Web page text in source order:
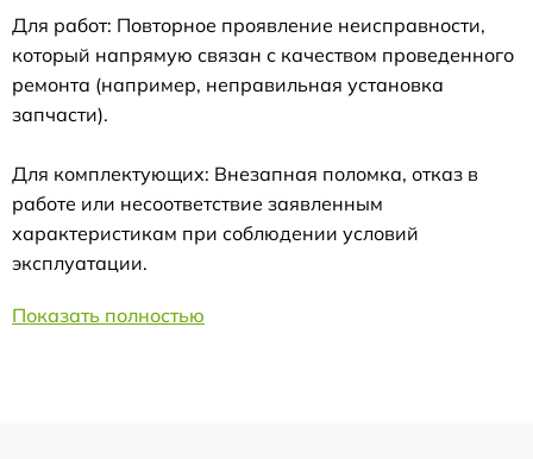
Для работ: Повторное проявление неисправности,
который напрямую связан с качеством проведенного
ремонта (например, неправильная установка
запчасти).
Для комплектующих: Внезапная поломка, отказ в
работе или несоответствие заявленным
характеристикам при соблюдении условий
эксплуатации.
Показать полностью